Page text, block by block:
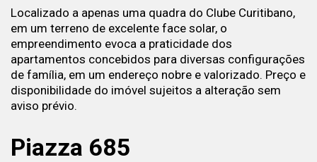
Localizado a apenas uma quadra do Clube Curitibano,
em um terreno de excelente face solar, o
empreendimento evoca a praticidade dos
apartamentos concebidos para diversas configurações
de família, em um endereço nobre e valorizado. Preço e
disponibilidade do imóvel sujeitos a alteração sem
aviso prévio.
Piazza 685